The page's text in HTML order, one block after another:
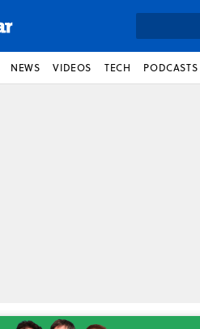
NEWS VIDEOS TECH PODCASTS